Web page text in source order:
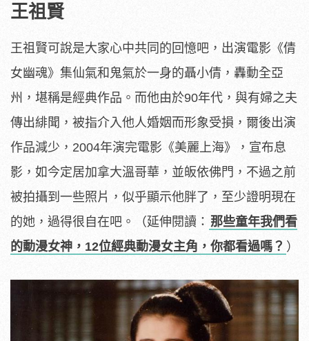
王祖賢
王祖賢可說是大家心中共同的回憶吧，出演電影《倩
女幽魂》集仙氣和鬼氣於一身的聶小倩，轟動全亞
州，堪稱是經典作品。而他由於90年代，與有婦之夫
傳出緋聞，被指介入他人婚姻而形象受損，爾後出演
作品減少，2004年演完電影《美麗上海》，宣布息
影，如今定居加拿大溫哥華，並皈依佛門，不過之前
被拍攝到一些照片，似乎顯示他胖了，至少證明現在
的她，過得很自在吧。（延伸閱讀： 那些童年我們看
的動漫女神，12位經典動漫女主角，你都看過嗎？ ）